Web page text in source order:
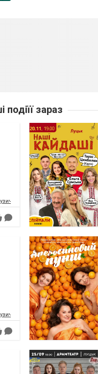
подіїї зараз
драматичний театр
драматичний театр